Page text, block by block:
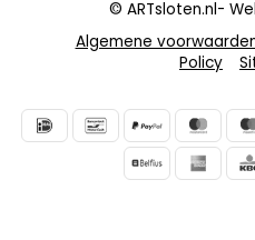
Algemene
Policy
© ARTsloten.nl-